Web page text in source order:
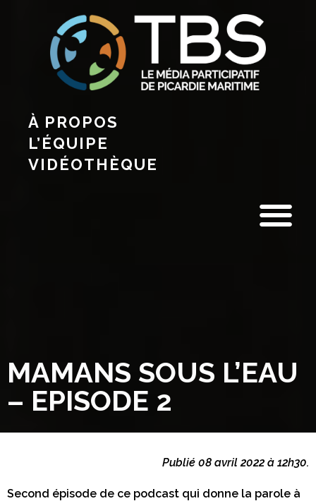
À PROPOS
L’ÉQUIPE
VIDÉOTHÈQUE
MAMANS SOUS L’EAU
– EPISODE 2
Publié 08 avril 2022 à 12h30.
Second épisode de ce podcast qui donne la parole à